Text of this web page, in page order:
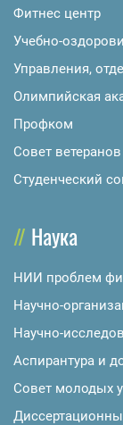
Фитнес центр
Учебно-
Управления,
Олимпийская
Профком
Совет ветеранов
Студенческий
Наука
НИИ проблем
Научно-
Научно-
Аспирантура и
Совет молодых